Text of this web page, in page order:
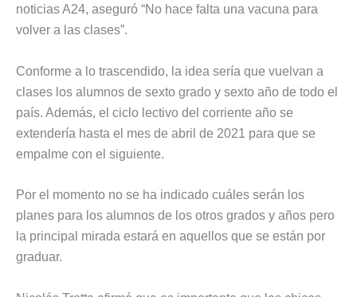
noticias A24, aseguró “No hace falta una vacuna para
volver a las clases”.
Conforme a lo trascendido, la idea sería que vuelvan a
clases los alumnos de sexto grado y sexto año de todo el
país. Además, el ciclo lectivo del corriente año se
extendería hasta el mes de abril de 2021 para que se
empalme con el siguiente.
Por el momento no se ha indicado cuáles serán los
planes para los alumnos de los otros grados y años pero
la principal mirada estará en aquellos que se están por
graduar.